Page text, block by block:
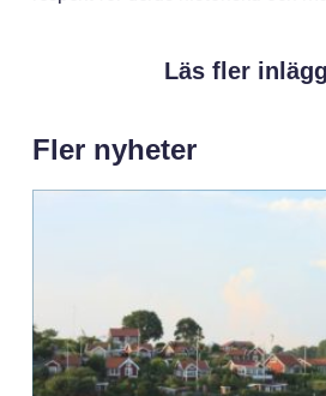
Läs fler
Fler nyheter